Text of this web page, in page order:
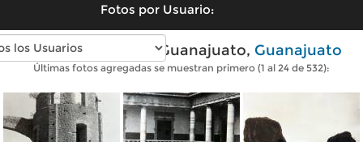
Fotos por Usuario:
Fotos antiguas de Guanajuato, Guanajuato
Últimas fotos agregadas se muestran primero (1 al 24 de 532):